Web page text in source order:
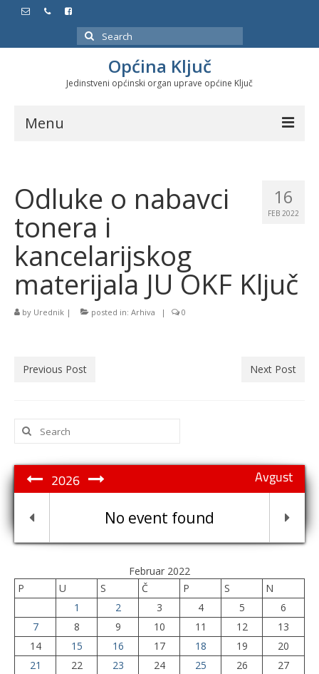
Search
for:
Općina Ključ
Jedinstveni općinski organ uprave općine Ključ
Menu
Službeni glasnici
Javne nabavke
Značajni datumi i manifestacije
Program energetske efikasnosti u stambenom
sektoru
16
FEB 2022
Odluke o nabavci
tonera i
kancelarijskog
materijala JU OKF Ključ
by Urednik | posted in: Arhiva | 0
Previous Post Next Post
Search
for:
Avgust
2026
No event found
Februar 2022
P
U S Č P S
N
1
2 3 4 5
6
7
8 9 10 11 12
13
14
15 16 17 18 19
20
21
22 23 24 25 26
27